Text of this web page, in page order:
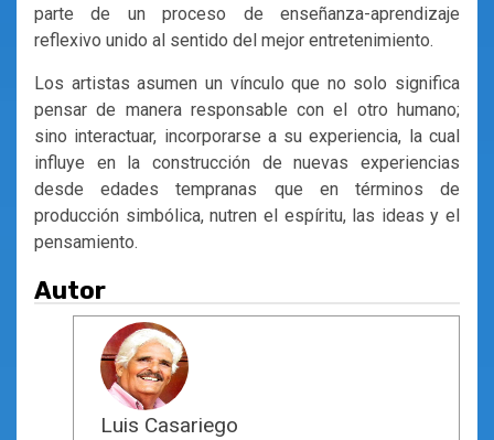
parte de un proceso de enseñanza-aprendizaje
reflexivo unido al sentido del mejor entretenimiento.
Los artistas asumen un vínculo que no solo significa
pensar de manera responsable con el otro humano;
sino interactuar, incorporarse a su experiencia, la cual
influye en la construcción de nuevas experiencias
desde edades tempranas que en términos de
producción simbólica, nutren el espíritu, las ideas y el
pensamiento.
Autor
Luis Casariego